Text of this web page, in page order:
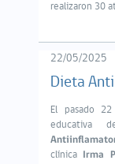
realizaron 30
22/05/2025
Dieta
El pasado
educativa
clínica Irma